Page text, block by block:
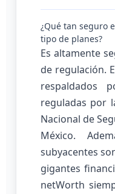
¿Qué tan seguro
tipo de planes?
Es altamente
de regulación.
respaldados
reguladas por
Nacional de
México.
subyacentes
gigantes
netWorth